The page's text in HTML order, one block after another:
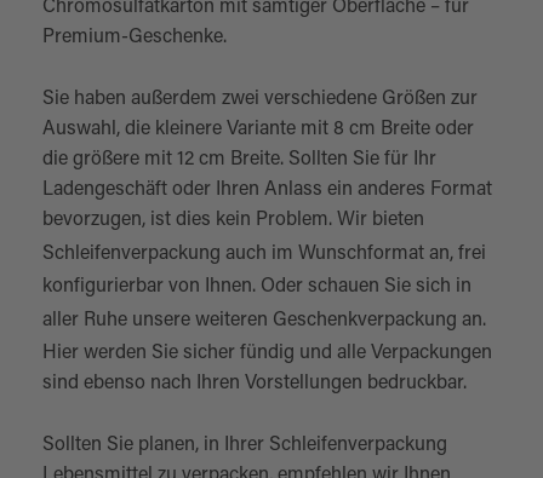
Chromosulfatkarton mit samtiger Oberfläche – für
Premium-Geschenke.
Sie haben außerdem zwei verschiedene Größen zur
Auswahl, die kleinere Variante mit 8 cm Breite oder
die größere mit 12 cm Breite. Sollten Sie für Ihr
Ladengeschäft oder Ihren Anlass ein anderes Format
bevorzugen, ist dies kein Problem. Wir bieten
Schleifenverpackung auch im Wunschformat an, frei
konfigurierbar von Ihnen. Oder schauen Sie sich in
aller Ruhe unsere weiteren Geschenkverpackung an.
Hier werden Sie sicher fündig und alle Verpackungen
sind ebenso nach Ihren Vorstellungen bedruckbar.
Sollten Sie planen, in Ihrer Schleifenverpackung